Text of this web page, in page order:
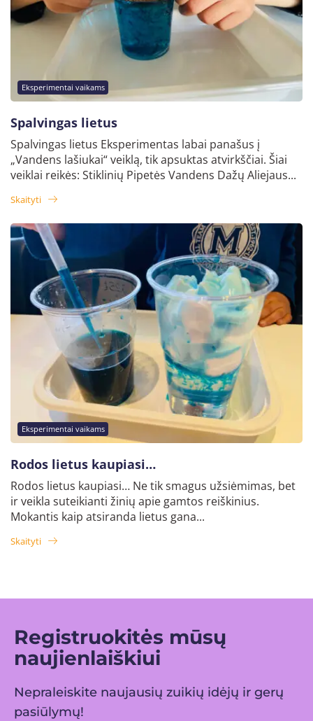
Eksperimentai vaikams
Spalvingas lietus
Spalvingas lietus Eksperimentas labai panašus į
„Vandens lašiukai“ veiklą, tik apsuktas atvirkščiai. Šiai
veiklai reikės: Stiklinių Pipetės Vandens Dažų Aliejaus...
Skaityti
Eksperimentai vaikams
Rodos lietus kaupiasi…
Rodos lietus kaupiasi… Ne tik smagus užsiėmimas, bet
ir veikla suteikianti žinių apie gamtos reiškinius.
Mokantis kaip atsiranda lietus gana...
Skaityti
Registruokitės mūsų
naujienlaiškiui
Nepraleiskite naujausių zuikių idėjų ir gerų
pasiūlymų!